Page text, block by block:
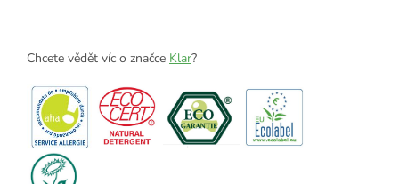
Chcete vědět víc o značce Klar?